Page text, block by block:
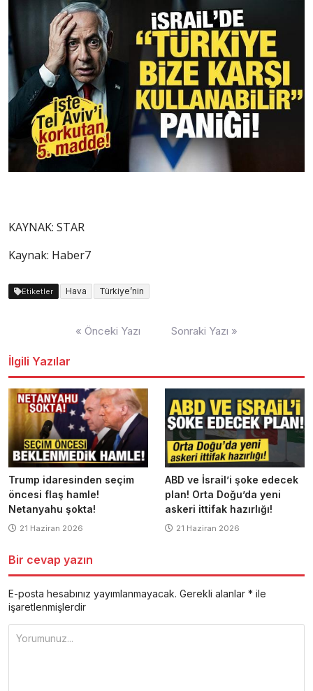
KAYNAK: STAR
Kaynak: Haber7
Etiketler Hava Türkiye’nin
« Önceki Yazı Sonraki Yazı »
İlgili Yazılar
Trump idaresinden seçim
öncesi flaş hamle!
Netanyahu şokta!
21 Haziran 2026
ABD ve İsrail’i şoke edecek
plan! Orta Doğu’da yeni
askeri ittifak hazırlığı!
21 Haziran 2026
Bir cevap yazın
E-posta hesabınız yayımlanmayacak. Gerekli alanlar * ile
işaretlenmişlerdir